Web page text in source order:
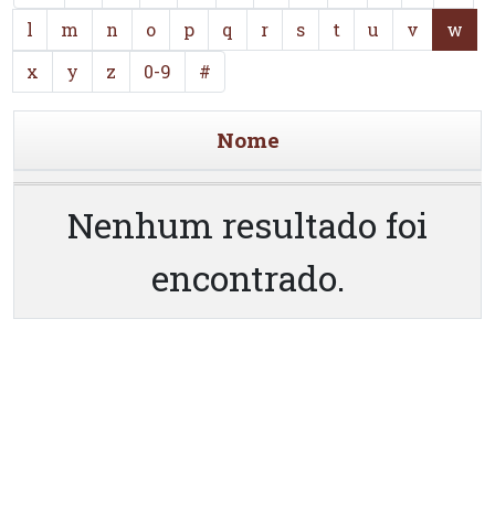
l
m n o p q r s t u v
w
x
y z 0-9 #
Nome
Nenhum resultado foi
encontrado.